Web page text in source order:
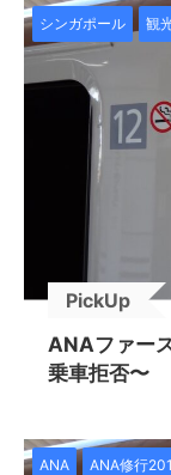
シンガポール 観
PickUp
ANAファー
乗車拒否〜
ANA ANA修行